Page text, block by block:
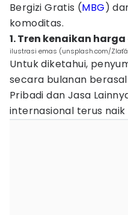
Bergizi Gratis (MBG)
komoditas.
1. Tren kenaikan
ilustrasi emas (unsplash.com/
Untuk diketahui,
secara bulanan
Pribadi dan Jasa
internasional terus